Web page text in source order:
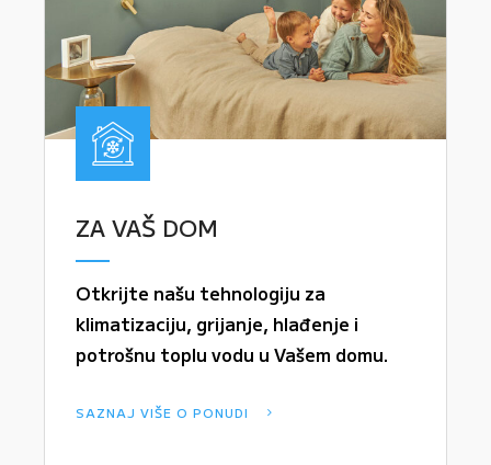
ZA VAŠ DOM
Otkrijte našu tehnologiju za
klimatizaciju, grijanje, hlađenje i
potrošnu toplu vodu u Vašem domu.
SAZNAJ VIŠE O PONUDI